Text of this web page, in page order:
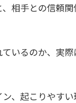
相手との信頼
いるのか、実
、起こりやす